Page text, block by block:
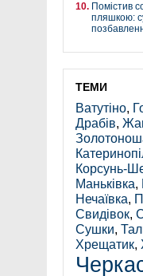
Помістив
пляшкою:
ТЕМИ
Ватутіно,
Драбів,
Корсунь-
Маньківка,
Нечаївка,
Свидівок,
Сушки,
Хрещатик,